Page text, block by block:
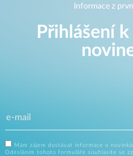
Informace z
Přihlášení
Mám zájem dostávat informace o
Odesláním tohoto formuláře souhlasíte se